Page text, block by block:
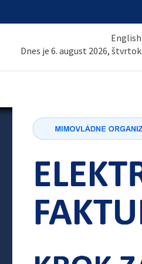
English
Dnes je 6. august 2026, štvrtok